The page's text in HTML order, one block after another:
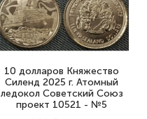
10 долларов Княжество
Силенд 2025 г. Атомный
ледокол Советский Союз
проект 10521 - №5